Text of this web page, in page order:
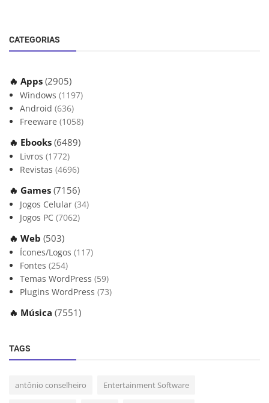
CATEGORIAS
🔥 Apps (2905)
Windows (1197)
Android (636)
Freeware (1058)
🔥 Ebooks (6489)
Livros (1772)
Revistas (4696)
🔥 Games (7156)
Jogos Celular (34)
Jogos PC (7062)
🔥 Web (503)
Ícones/Logos (117)
Fontes (254)
Temas WordPress (59)
Plugins WordPress (73)
🔥 Música (7551)
TAGS
antônio conselheiro Entertainment Software